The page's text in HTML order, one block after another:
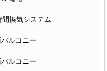
間換気システム
バルコニー
バルコニー